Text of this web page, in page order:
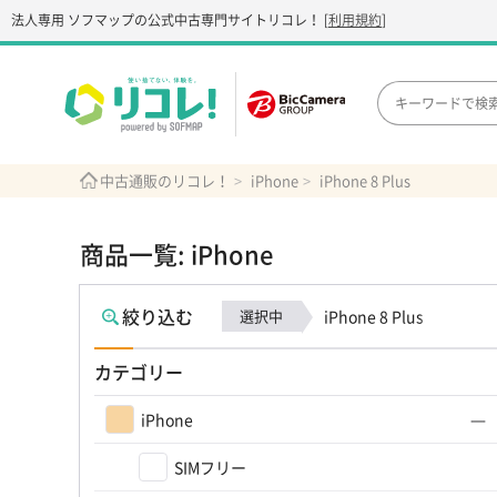
法人専用 ソフマップの公式中古専門サイト リコレ！ [利用規約]
中古通販のリコレ！ iPhone iPhone 8 Plus
商品一覧: iPhone
絞り込む 選択中 iPhone 8 Plus
カテゴリー
iPhone
SIMフリー